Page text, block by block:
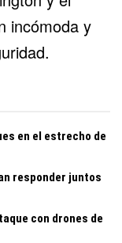
incómoda y
en el estrecho de
responder juntos
con drones de